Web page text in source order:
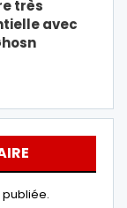
très
avec